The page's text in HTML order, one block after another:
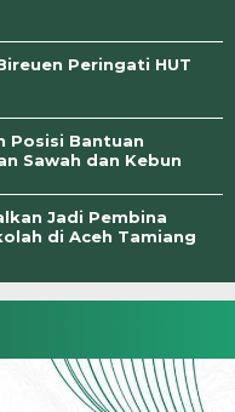
Peringati HUT
Posisi Bantuan
Sawah dan Kebun
Jadi Pembina
di Aceh Tamiang